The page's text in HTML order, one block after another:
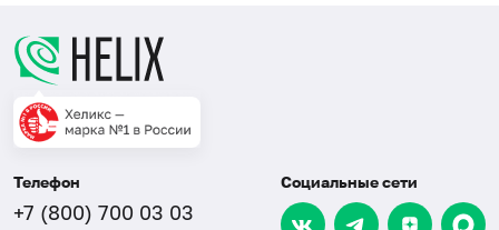
Телефон
+7 (800) 700 03 03
Социальные сети